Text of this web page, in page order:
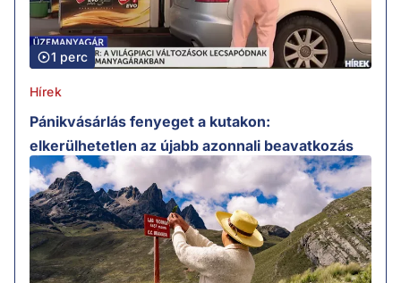
1 perc
Hírek
Pánikvásárlás fenyeget a kutakon:
elkerülhetetlen az újabb azonnali beavatkozás